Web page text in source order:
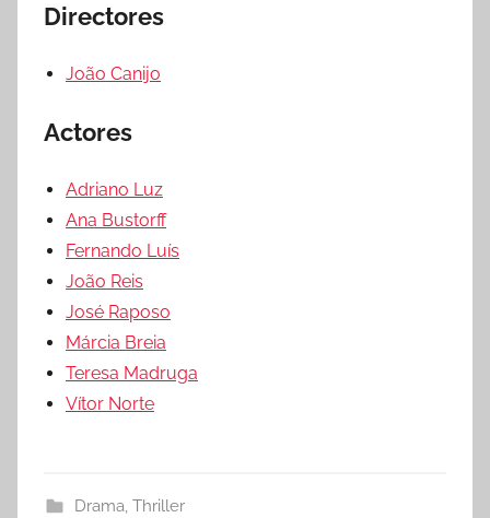
Directores
João Canijo
Actores
Adriano Luz
Ana Bustorff
Fernando Luís
João Reis
José Raposo
Márcia Breia
Teresa Madruga
Vítor Norte
Drama, Thriller